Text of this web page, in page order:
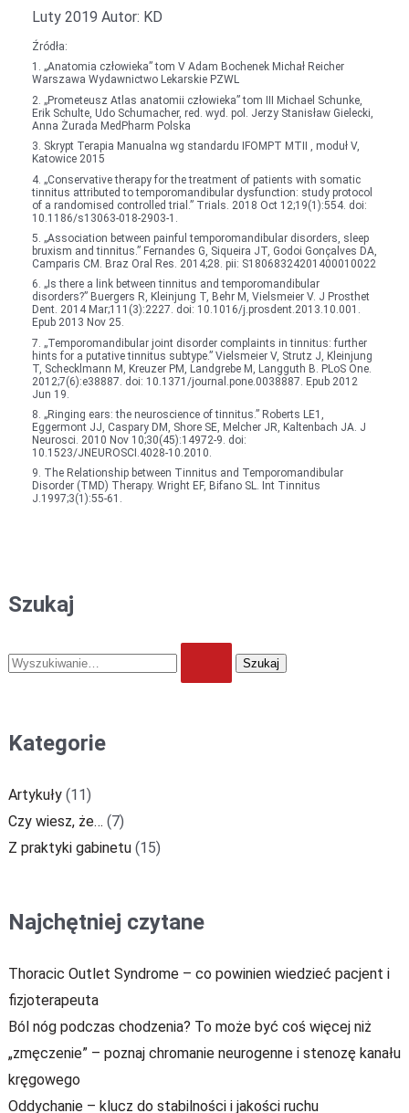
Luty 2019 Autor: KD
Źródła:
1. „Anatomia człowieka” tom V Adam Bochenek Michał Reicher
Warszawa Wydawnictwo Lekarskie PZWL
2. „Prometeusz Atlas anatomii człowieka” tom III Michael Schunke,
Erik Schulte, Udo Schumacher, red. wyd. pol. Jerzy Stanisław Gielecki,
Anna Żurada MedPharm Polska
3. Skrypt Terapia Manualna wg standardu IFOMPT MTII , moduł V,
Katowice 2015
4. „Conservative therapy for the treatment of patients with somatic
tinnitus attributed to temporomandibular dysfunction: study protocol
of a randomised controlled trial.” Trials. 2018 Oct 12;19(1):554. doi:
10.1186/s13063-018-2903-1.
5. „Association between painful temporomandibular disorders, sleep
bruxism and tinnitus.” Fernandes G, Siqueira JT, Godoi Gonçalves DA,
Camparis CM. Braz Oral Res. 2014;28. pii: S18068324201400010022
6. „Is there a link between tinnitus and temporomandibular
disorders?” Buergers R, Kleinjung T, Behr M, Vielsmeier V. J Prosthet
Dent. 2014 Mar;111(3):2227. doi: 10.1016/j.prosdent.2013.10.001.
Epub 2013 Nov 25.
7. „Temporomandibular joint disorder complaints in tinnitus: further
hints for a putative tinnitus subtype.” Vielsmeier V, Strutz J, Kleinjung
T, Schecklmann M, Kreuzer PM, Landgrebe M, Langguth B. PLoS One.
2012;7(6):e38887. doi: 10.1371/journal.pone.0038887. Epub 2012
Jun 19.
8. „Ringing ears: the neuroscience of tinnitus.” Roberts LE1,
Eggermont JJ, Caspary DM, Shore SE, Melcher JR, Kaltenbach JA. J
Neurosci. 2010 Nov 10;30(45):14972-9. doi:
10.1523/JNEUROSCI.4028-10.2010.
9. The Relationship between Tinnitus and Temporomandibular
Disorder (TMD) Therapy. Wright EF, Bifano SL. Int Tinnitus
J.1997;3(1):55-61.
Szukaj
Kategorie
Artykuły(11)
Czy wiesz, że… (7)
Z praktyki gabinetu(15)
Najchętniej czytane
Thoracic Outlet Syndrome – co powinien wiedzieć pacjent i
fizjoterapeuta
Ból nóg podczas chodzenia? To może być coś więcej niż
„zmęczenie” – poznaj chromanie neurogenne i stenozę kanału
kręgowego
Oddychanie – klucz do stabilności i jakości ruchu